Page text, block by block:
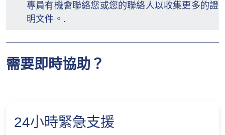
專員有機會聯絡您或您的聯絡人以收集更多的證
明文件。.
需要即時協助？
24小時緊急支援